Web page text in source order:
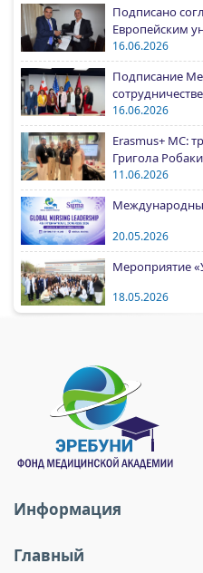
Подписано
Европейским
16.06.2026
Подписание
сотрудничестве
16.06.2026
Erasmus+ MC:
Григола
11.06.2026
20.05.2026
Мероприятие
18.05.2026
Информация
Главный